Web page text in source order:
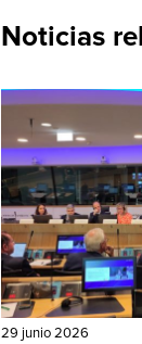
Noticias
29 junio 2026